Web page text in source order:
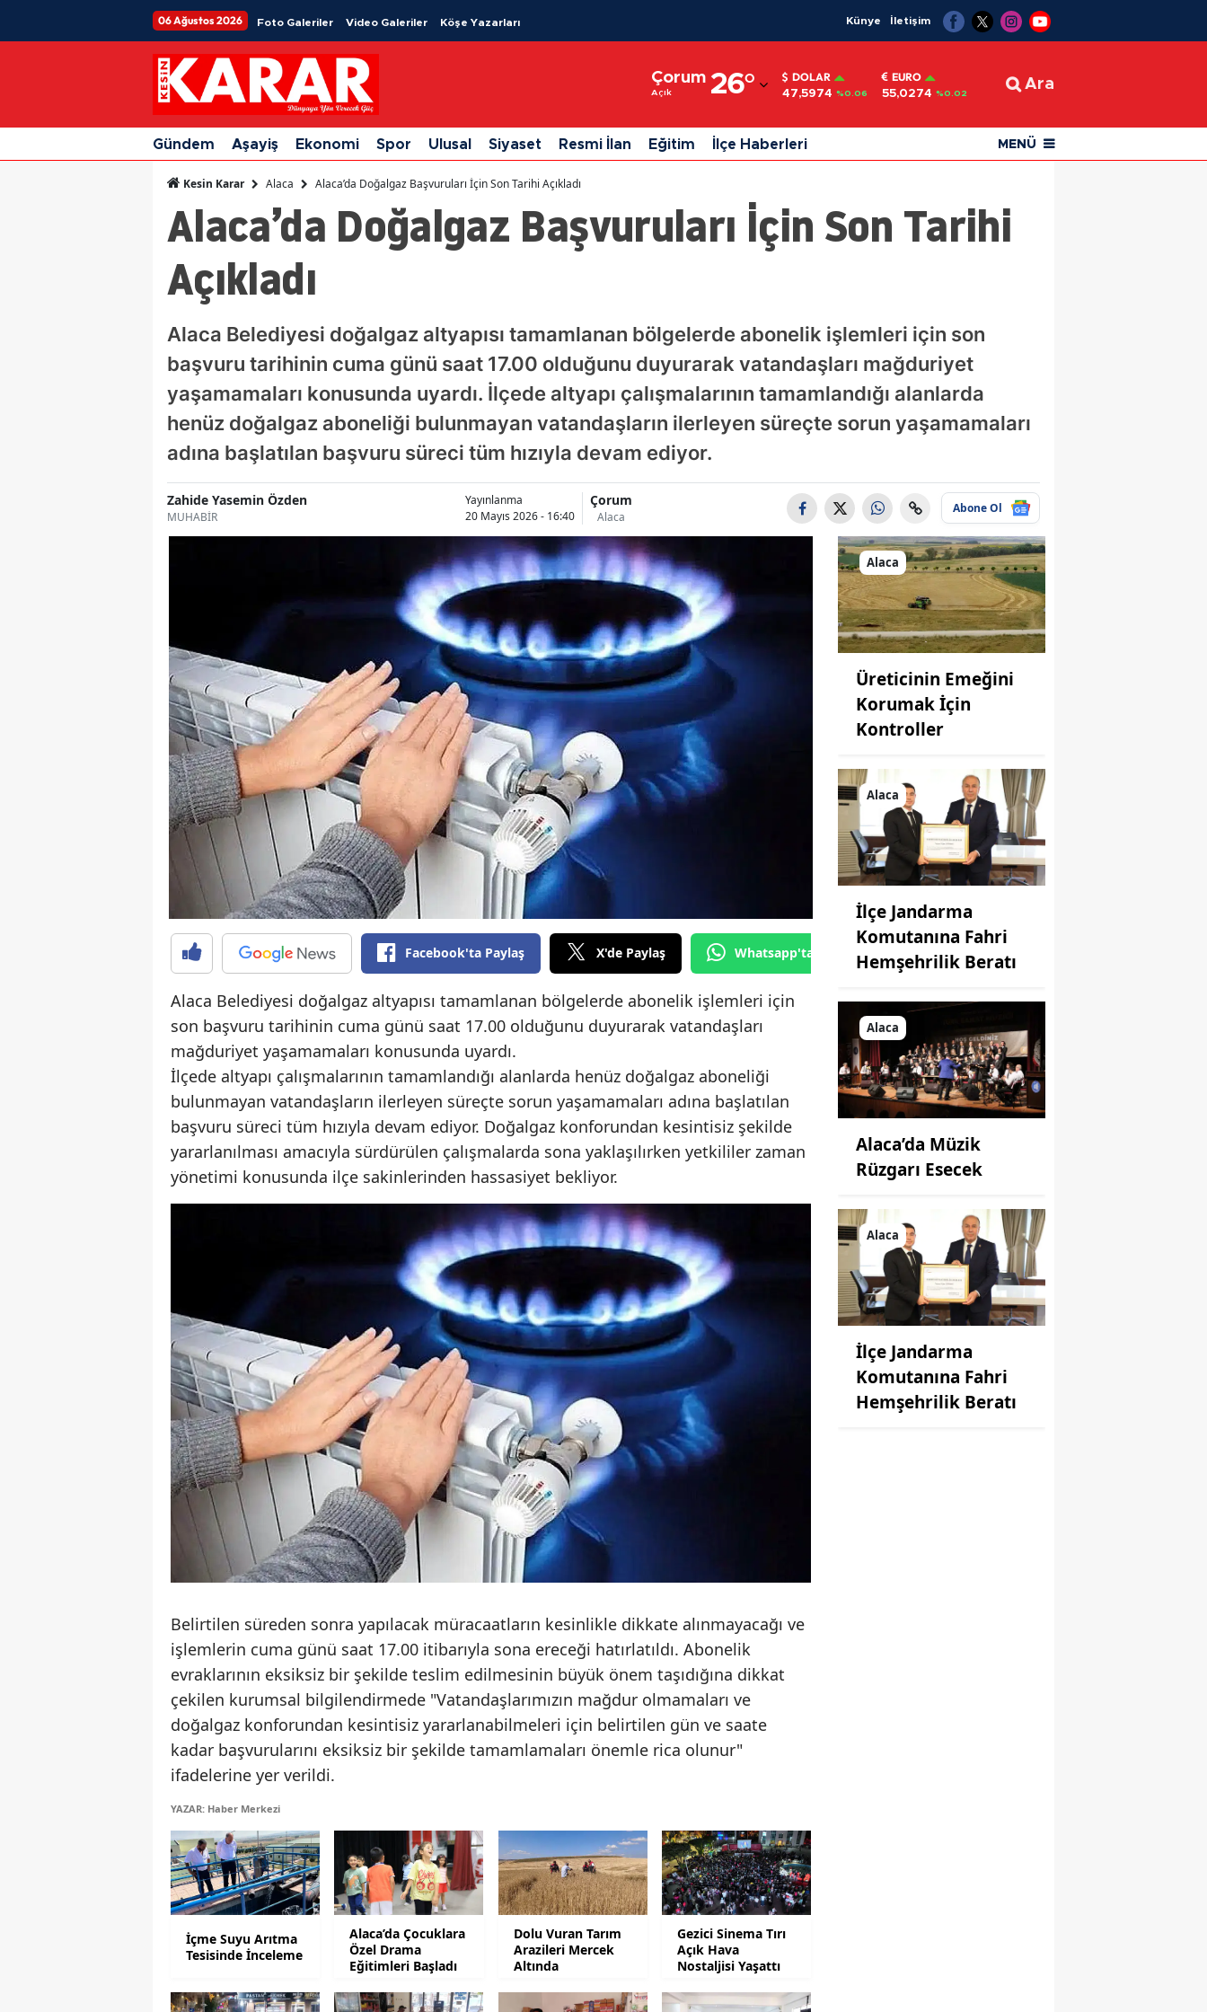
06 Ağustos 2026 Foto Galeriler Video Galeriler Köşe Yazarları Künye İletişim
Çorum
Açık 26°
Adıyaman
Afyonkarahisar
Ağrı
Ankara
Aydın
Balıkesir
Bilecik
Bingöl
Bolu
Burdur
Bursa
Çanakkale
Çankırı
Çorum
Denizli
Diyarbakır
Erzurum
Eskişehir
Gaziantep
Gümüşhane
Hakkari
Hatay
Mersin
İstanbul
İzmir
Kars
Kastamonu
Kayseri
Kırklareli
Manisa
Kahramanmaraş
Mardin
Nevşehir
Niğde
Ordu
Rize
Sakarya
DOLAR
47,5974 %0.06
EURO
55,0274 %0.02
Ara
Gündem Aşayiş Ekonomi Spor Ulusal Siyaset Resmi İlan Eğitim İlçe Haberleri MENÜ
Kesin Karar Alaca Alaca’da Doğalgaz Başvuruları İçin Son Tarihi Açıkladı
Alaca’da Doğalgaz Başvuruları İçin Son Tarihi
Açıkladı
Alaca Belediyesi doğalgaz altyapısı tamamlanan bölgelerde abonelik işlemleri için son
başvuru tarihinin cuma günü saat 17.00 olduğunu duyurarak vatandaşları mağduriyet
yaşamamaları konusunda uyardı. İlçede altyapı çalışmalarının tamamlandığı alanlarda
henüz doğalgaz aboneliği bulunmayan vatandaşların ilerleyen süreçte sorun yaşamamaları
adına başlatılan başvuru süreci tüm hızıyla devam ediyor.
Zahide Yasemin Özden
MUHABİR
Yayınlanma
20 Mayıs 2026 - 16:40
Çorum
Alaca
Abone Ol
Facebook'ta Paylaş X'de Paylaş Whatsapp'tan Gönder
Alaca Belediyesi doğalgaz altyapısı tamamlanan bölgelerde abonelik işlemleri için
son başvuru tarihinin cuma günü saat 17.00 olduğunu duyurarak vatandaşları
mağduriyet yaşamamaları konusunda uyardı.
İlçede altyapı çalışmalarının tamamlandığı alanlarda henüz doğalgaz aboneliği
bulunmayan vatandaşların ilerleyen süreçte sorun yaşamamaları adına başlatılan
başvuru süreci tüm hızıyla devam ediyor. Doğalgaz konforundan kesintisiz şekilde
yararlanılması amacıyla sürdürülen çalışmalarda sona yaklaşılırken yetkililer zaman
yönetimi konusunda ilçe sakinlerinden hassasiyet bekliyor.
Belirtilen süreden sonra yapılacak müracaatların kesinlikle dikkate alınmayacağı ve
işlemlerin cuma günü saat 17.00 itibarıyla sona ereceği hatırlatıldı. Abonelik
evraklarının eksiksiz bir şekilde teslim edilmesinin büyük önem taşıdığına dikkat
çekilen kurumsal bilgilendirmede "Vatandaşlarımızın mağdur olmamaları ve
doğalgaz konforundan kesintisiz yararlanabilmeleri için belirtilen gün ve saate
kadar başvurularını eksiksiz bir şekilde tamamlamaları önemle rica olunur"
ifadelerine yer verildi.
YAZAR: Haber Merkezi
İçme Suyu Arıtma
Tesisinde İnceleme
Alaca’da Çocuklara
Özel Drama
Eğitimleri Başladı
Dolu Vuran Tarım
Arazileri Mercek
Altında
Gezici Sinema Tırı
Açık Hava
Nostaljisi Yaşattı
Alaca
Üreticinin Emeğini
Korumak İçin
Kontroller
Alaca
İlçe Jandarma
Komutanına Fahri
Hemşehrilik Beratı
Alaca
Alaca’da Müzik
Rüzgarı Esecek
Alaca
İlçe Jandarma
Komutanına Fahri
Hemşehrilik Beratı